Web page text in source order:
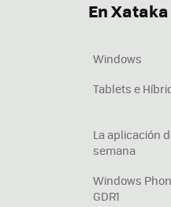
En
Windows
Tablets e
La aplicación
semana
Windows
GDR1